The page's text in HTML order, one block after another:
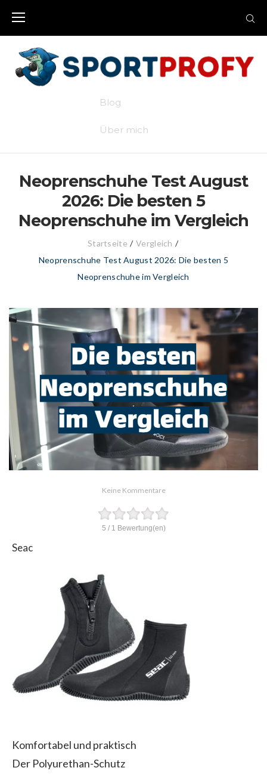
content
Blog
Über mich
Neoprenschuhe Test August
2026: Die besten 5
Neoprenschuhe im Vergleich
Startseite / Vergleich /
Neoprenschuhe Test August 2026: Die besten 5
Neoprenschuhe im Vergleich
Keine Kommentare
5 / 1 Bewertung(en)
Seac
Komfortabel und praktisch
Der Polyurethan-Schutz